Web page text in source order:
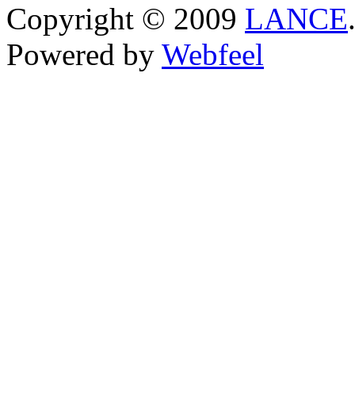
Copyright © 2009 LANCE
Powered by Webfeel